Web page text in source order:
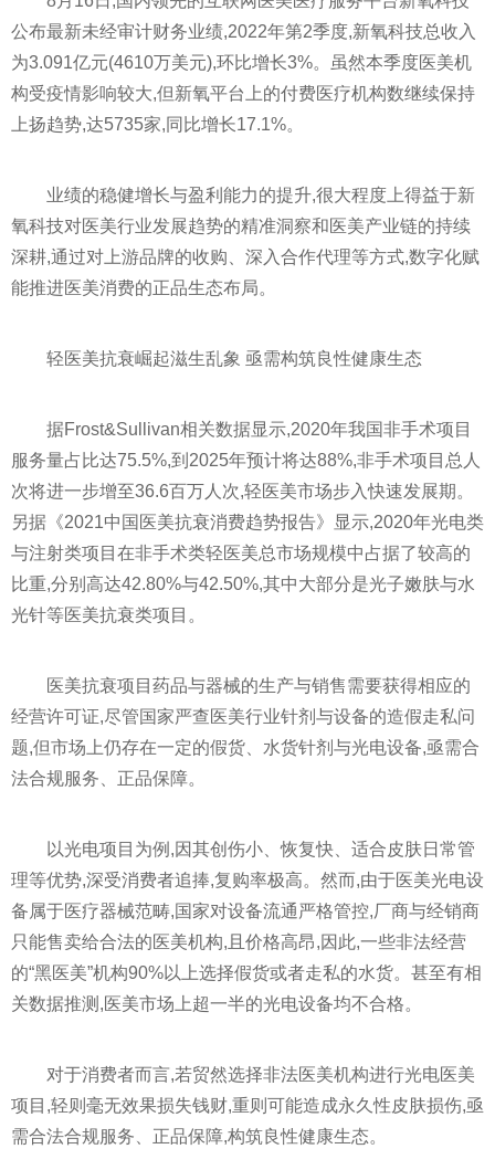
公布最新未经审计财务业绩,2022年第2季度,新氧科技总收入
为3.091亿元(4610万美元),环比增长3%。虽然本季度医美机
构受疫情影响较大,但新氧平台上的付费医疗机构数继续保持
上扬趋势,达5735家,同比增长17.1%。
业绩的稳健增长与盈利能力的提升,很大程度上得益于新
氧科技对医美行业发展趋势的精准洞察和医美产业链的持续
深耕,通过对上游品牌的收购、深入合作代理等方式,数字化赋
能推进医美消费的正品生态布局。
轻医美抗衰崛起滋生乱象 亟需构筑良性健康生态
据Frost&Sullivan相关数据显示,2020年我国非手术项目
服务量占比达75.5%,到2025年预计将达88%,非手术项目总人
次将进一步增至36.6百万人次,轻医美市场步入快速发展期。
另据《2021中国医美抗衰消费趋势报告》显示,2020年光电类
与注射类项目在非手术类轻医美总市场规模中占据了较高的
比重,分别高达42.80%与42.50%,其中大部分是光子嫩肤与水
光针等医美抗衰类项目。
医美抗衰项目药品与器械的生产与销售需要获得相应的
经营许可证,尽管国家严查医美行业针剂与设备的造假走私问
题,但市场上仍存在一定的假货、水货针剂与光电设备,亟需合
法合规服务、正品保障。
以光电项目为例,因其创伤小、恢复快、适合皮肤日常管
理等优势,深受消费者追捧,复购率极高。然而,由于医美光电设
备属于医疗器械范畴,国家对设备流通严格管控,厂商与经销商
只能售卖给合法的医美机构,且价格高昂,因此,一些非法经营
的“黑医美”机构90%以上选择假货或者走私的水货。甚至有相
关数据推测,医美市场上超一半的光电设备均不合格。
对于消费者而言,若贸然选择非法医美机构进行光电医美
项目,轻则毫无效果损失钱财,重则可能造成永久性皮肤损伤,亟
需合法合规服务、正品保障,构筑良性健康生态。